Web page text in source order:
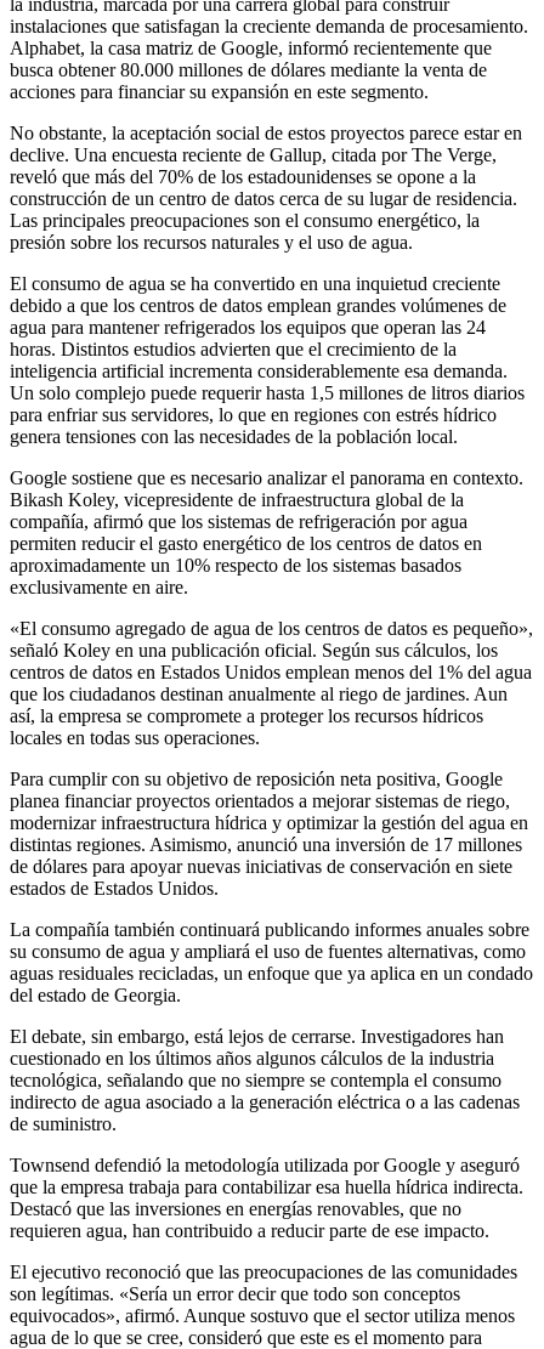
instalaciones que satisfagan la creciente demanda de procesamiento.
Alphabet, la casa matriz de Google, informó recientemente que
busca obtener 80.000 millones de dólares mediante la venta de
acciones para financiar su expansión en este segmento.
No obstante, la aceptación social de estos proyectos parece estar en
declive. Una encuesta reciente de Gallup, citada por The Verge,
reveló que más del 70% de los estadounidenses se opone a la
construcción de un centro de datos cerca de su lugar de residencia.
Las principales preocupaciones son el consumo energético, la
presión sobre los recursos naturales y el uso de agua.
El consumo de agua se ha convertido en una inquietud creciente
debido a que los centros de datos emplean grandes volúmenes de
agua para mantener refrigerados los equipos que operan las 24
horas. Distintos estudios advierten que el crecimiento de la
inteligencia artificial incrementa considerablemente esa demanda.
Un solo complejo puede requerir hasta 1,5 millones de litros diarios
para enfriar sus servidores, lo que en regiones con estrés hídrico
genera tensiones con las necesidades de la población local.
Google sostiene que es necesario analizar el panorama en contexto.
Bikash Koley, vicepresidente de infraestructura global de la
compañía, afirmó que los sistemas de refrigeración por agua
permiten reducir el gasto energético de los centros de datos en
aproximadamente un 10% respecto de los sistemas basados
exclusivamente en aire.
«El consumo agregado de agua de los centros de datos es pequeño»,
señaló Koley en una publicación oficial. Según sus cálculos, los
centros de datos en Estados Unidos emplean menos del 1% del agua
que los ciudadanos destinan anualmente al riego de jardines. Aun
así, la empresa se compromete a proteger los recursos hídricos
locales en todas sus operaciones.
Para cumplir con su objetivo de reposición neta positiva, Google
planea financiar proyectos orientados a mejorar sistemas de riego,
modernizar infraestructura hídrica y optimizar la gestión del agua en
distintas regiones. Asimismo, anunció una inversión de 17 millones
de dólares para apoyar nuevas iniciativas de conservación en siete
estados de Estados Unidos.
La compañía también continuará publicando informes anuales sobre
su consumo de agua y ampliará el uso de fuentes alternativas, como
aguas residuales recicladas, un enfoque que ya aplica en un condado
del estado de Georgia.
El debate, sin embargo, está lejos de cerrarse. Investigadores han
cuestionado en los últimos años algunos cálculos de la industria
tecnológica, señalando que no siempre se contempla el consumo
indirecto de agua asociado a la generación eléctrica o a las cadenas
de suministro.
Townsend defendió la metodología utilizada por Google y aseguró
que la empresa trabaja para contabilizar esa huella hídrica indirecta.
Destacó que las inversiones en energías renovables, que no
requieren agua, han contribuido a reducir parte de ese impacto.
El ejecutivo reconoció que las preocupaciones de las comunidades
son legítimas. «Sería un error decir que todo son conceptos
equivocados», afirmó. Aunque sostuvo que el sector utiliza menos
agua de lo que se cree, consideró que este es el momento para